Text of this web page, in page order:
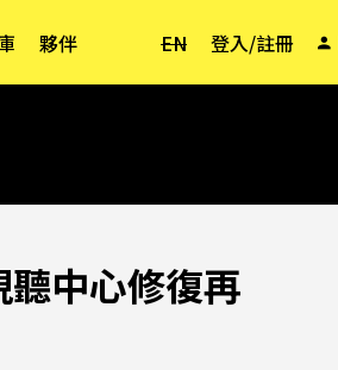
EN 登入/註冊
夥伴
中心修復再